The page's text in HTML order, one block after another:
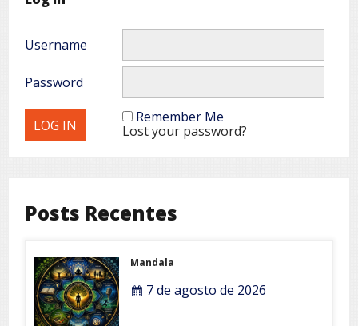
Username
Password
Remember Me
Lost your password?
Posts Recentes
Mandala
7 de agosto de 2026